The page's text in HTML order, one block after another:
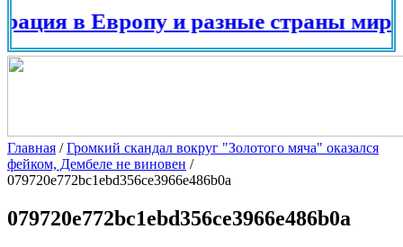
в Европу и разные страны мира
Главная /Громкий скандал вокруг "Золотого мяча" оказался
фейком, Дембеле не виновен /
079720e772bc1ebd356ce3966e486b0a
079720e772bc1ebd356ce3966e486b0a